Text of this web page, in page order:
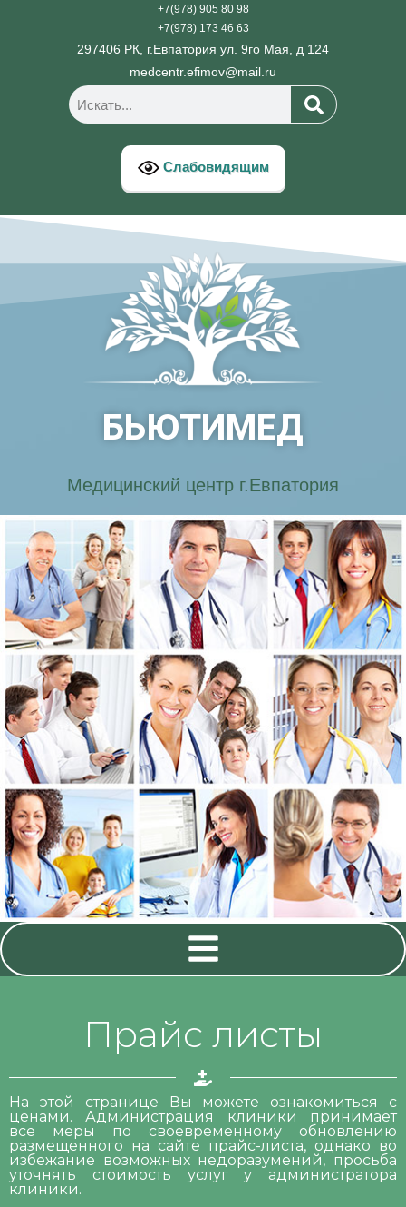
+7(978) 905 80 98
+7(978) 173 46 63
297406 РК, г.Евпатория ул. 9го Мая, д 124
medcentr.efimov@mail.ru
Слабовидящим
БЬЮТИМЕД
Медицинский центр г.Евпатория
Прайс листы
На этой странице Вы можете ознакомиться с
ценами. Администрация клиники принимает
все меры по своевременному обновлению
размещенного на сайте прайс-листа, однако во
избежание возможных недоразумений, просьба
уточнять стоимость услуг у администратора
клиники.